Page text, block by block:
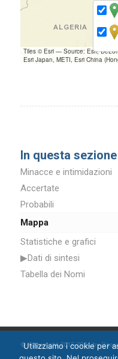
Tiles © Esri — Source: Esri,
Esri Japan, METI, Esri China
In questa sezione
Minacce e intimidazioni
Accertate
Probabili
Mappa
Statistiche e grafici
▶Dati di sintesi
Tabella dei Nomi
© Copyright 2015-2024 by
Utilizziamo i cookie per